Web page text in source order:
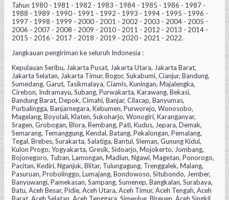
Tahun 1980 - 1981 - 1982 - 1983 - 1984 - 1985 - 1986 - 1987 -
1988 - 1989 - 1990 - 1991 - 1992 - 1993 - 1994 - 1995 - 1996 -
1997 - 1998 - 1999 - 2000 - 2001 - 2002 - 2003 - 2004 - 2005 -
2006 - 2007 - 2008 - 2009 - 2010 - 2011 - 2012 - 2013 - 2014 -
2015 - 2016 - 2017 - 2018 - 2019 - 2020 - 2021 - 2022.
Jangkauan pengiriman ke seluruh Indonesia :
Kepulauan Seribu, Jakarta Pusat, Jakarta Utara, Jakarta Barat,
Jakarta Selatan, Jakarta Timur, Bogor, Sukabumi, Cianjur, Bandung,
Sumedang, Garut, Tasikmalaya, Ciamis, Kuningan, Majalengka,
Cirebon, Indramayu, Subang, Purwakarta, Karawang, Bekasi,
Bandung Barat, Depok, Cimahi, Banjar, Cilacap, Banyumas,
Purbalingga, Banjarnegara, Kebumen, Purworejo, Wonosobo,
Magelang, Boyolali, Klaten, Sukoharjo, Wonogiri, Karanganyar,
Sragen, Grobogan, Blora, Rembang, Pati, Kudus, Jepara, Demak,
Semarang, Temanggung, Kendal, Batang, Pekalongan, Pemalang,
Tegal, Brebes, Surakarta, Salatiga, Bantul, Sleman, Gunung Kidul,
Kulon Progo, Yogyakarta, Gresik, Sidoarjo, Mojokerto, Jombang,
Bojonegoro, Tuban, Lamongan, Madiun, Ngawi, Magetan, Ponorogo,
Pacitan, Kediri, Nganjuk, Blitar, Tulungagung, Trenggalek, Malang,
Pasuruan, Probolinggo, Lumajang, Bondowoso, Situbondo, Jember,
Banyuwangi, Pamekasan, Sampang, Sumenep, Bangkalan, Surabaya,
Batu, Aceh Besar, Pidie, Aceh Utara, Aceh Timur, Aceh Tengah, Aceh
Barat, Aceh Selatan, Aceh Tenggara, Simeulue, Bireuen, Aceh Singkil,